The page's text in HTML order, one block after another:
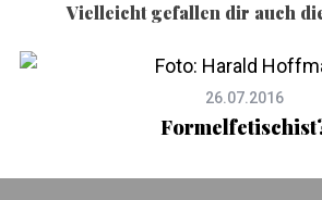
Vielleicht gefallen dir auch
26.07.2016